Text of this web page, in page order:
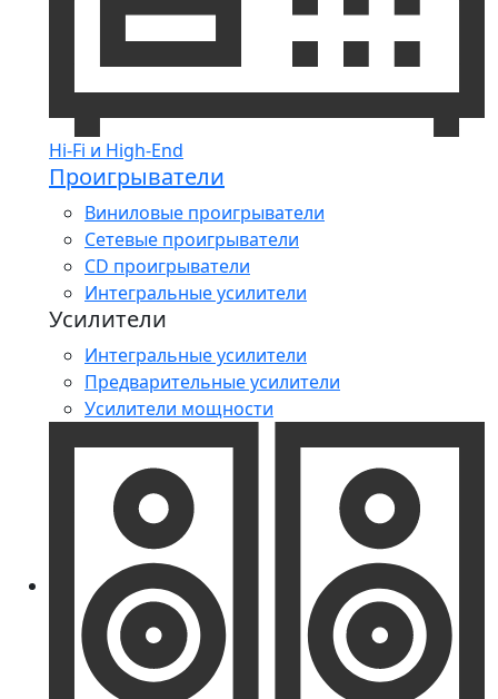
Hi-Fi и High-End
Проигрыватели
Виниловые проигрыватели
Сетевые проигрыватели
CD проигрыватели
Интегральные усилители
Усилители
Интегральные усилители
Предварительные усилители
Усилители мощности